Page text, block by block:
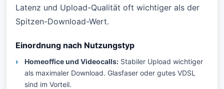
Latenz und Upload-Qualität oft wichtiger als der
Spitzen-Download-Wert.
Einordnung nach Nutzungstyp
Homeoffice und Videocalls: Stabiler Upload wichtiger
als maximaler Download. Glasfaser oder gutes VDSL
sind im Vorteil.